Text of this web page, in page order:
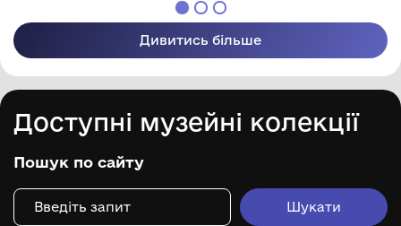
Дивитись більше
Доступні музейні колекції
Пошук по сайту